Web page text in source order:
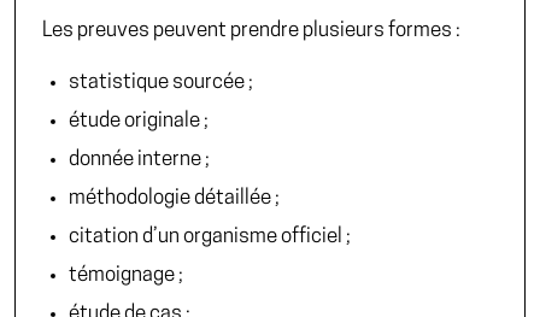
Les preuves peuvent prendre plusieurs formes :
statistique sourcée ;
étude originale ;
donnée interne ;
méthodologie détaillée ;
citation d’un organisme officiel ;
témoignage ;